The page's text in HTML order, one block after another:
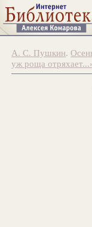
А. С. Пушкин.
уж роща